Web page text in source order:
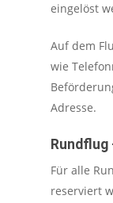
eingelöst
Auf dem
wie
Adresse.
Rundflug
Für alle
reserviert